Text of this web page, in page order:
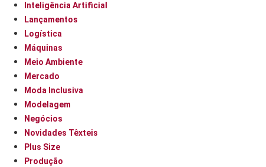
Inteligência Artificial
Lançamentos
Logística
Máquinas
Meio Ambiente
Mercado
Moda Inclusiva
Modelagem
Negócios
Novidades Têxteis
Plus Size
Produção